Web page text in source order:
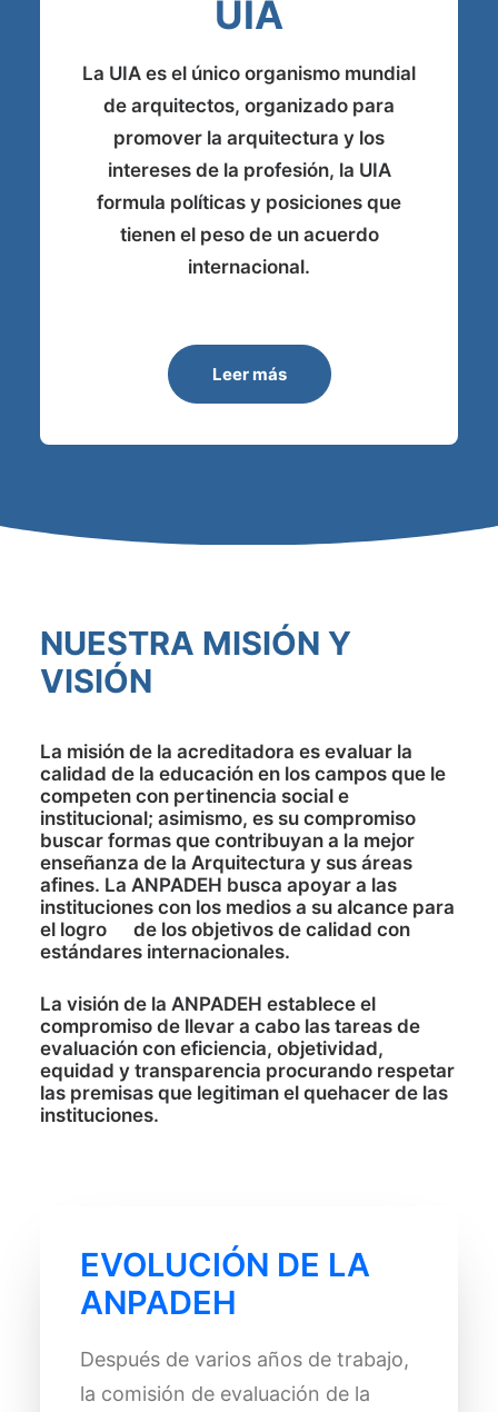
UIA
La UIA es el único organismo mundial
de arquitectos, organizado para
promover la arquitectura y los
intereses de la profesión, la UIA
formula políticas y posiciones que
tienen el peso de un acuerdo
internacional.
Leer más
NUESTRA MISIÓN Y
VISIÓN
La misión de la acreditadora es evaluar la
calidad de la educación en los campos que le
competen con pertinencia social e
institucional; asimismo, es su compromiso
buscar formas que contribuyan a la mejor
enseñanza de la Arquitectura y sus áreas
afines. La ANPADEH busca apoyar a las
instituciones con los medios a su alcance para
el logro de los objetivos de calidad con
estándares internacionales.
La visión de la ANPADEH establece el
compromiso de llevar a cabo las tareas de
evaluación con eficiencia, objetividad,
equidad y transparencia procurando respetar
las premisas que legitiman el quehacer de las
instituciones.
EVOLUCIÓN DE LA
ANPADEH
Después de varios años de trabajo,
la comisión de evaluación de la